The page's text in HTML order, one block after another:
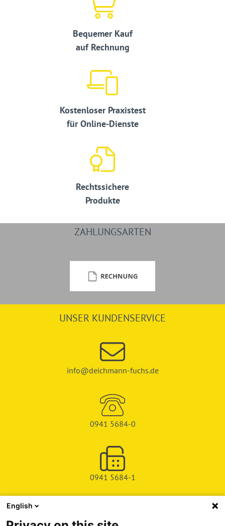
Bequemer Kauf
auf Rechnung
Kostenloser Praxistest
für Online-Dienste
Rechtssichere
Produkte
ZAHLUNGSARTEN
UNSER KUNDENSERVICE
info@deichmann-fuchs.de
0941 5684-0
0941 5684-1
SHOP
English